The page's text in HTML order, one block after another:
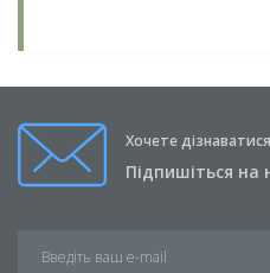
Хочете
Підпишіться на